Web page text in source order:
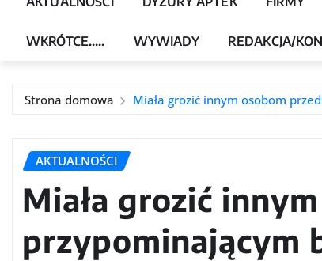
WKRÓTCE….. WYWIADY REDAKCJA/
Strona domowa Miała grozić innym osobom
AKTUALNOŚCI
Miała grozić
przypominającym